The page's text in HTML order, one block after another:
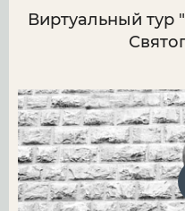
Виртуальный